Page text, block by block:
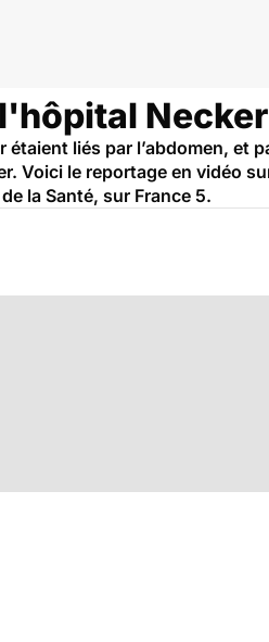
Necker
liés par l’abdomen, et
Voici le reportage en vidéo
la Santé, sur France 5.